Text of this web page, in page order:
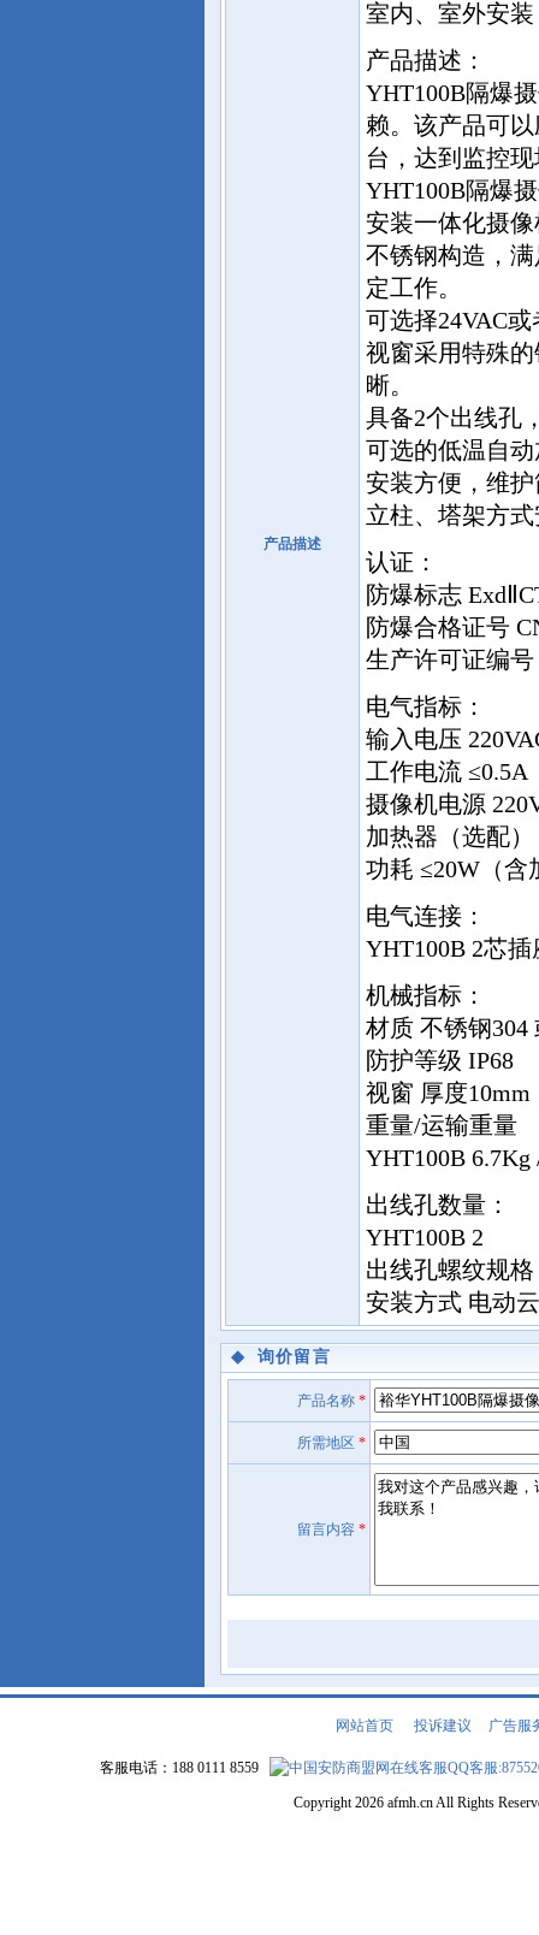
产品描述
室内、室外安
产品描述：
YHT100B隔爆
赖。该产品可
台，达到监控
YHT100B隔爆
安装一体化摄像
不锈钢构造，
定工作。
可选择24VAC
视窗采用特殊
晰。
具备2个出线孔
可选的低温自
安装方便，维
立柱、塔架方
认证：
防爆标志
防爆合格证号
生产许可证编号
电气指标：
输入电压
工作电流 ≤0.5A
摄像机电源
加热器（选配
功耗 ≤20W（含
电气连接：
YHT100B 2芯
机械指标：
材质 不锈钢304
防护等级 IP68
视窗 厚度10mm
重量/运输重量
YHT100B 6.7Kg
出线孔数量：
YHT100B 2
出线孔螺纹规格
安装方式 电动
◆ 询价留言
产品名称*
所需地区 *
留言内容 *
网站首页| 投诉建议 广告服
客服电话：188 0111 8559 QQ客服
Copyright 2026 afmh.cn All Rights